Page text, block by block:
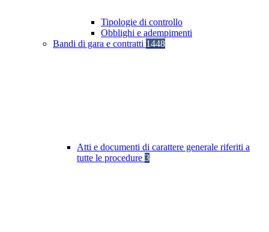
Tipologie di controllo
Obblighi e adempimenti
Bandi di gara e contratti 1448
Atti e documenti di carattere generale riferiti a
tutte le procedure 3